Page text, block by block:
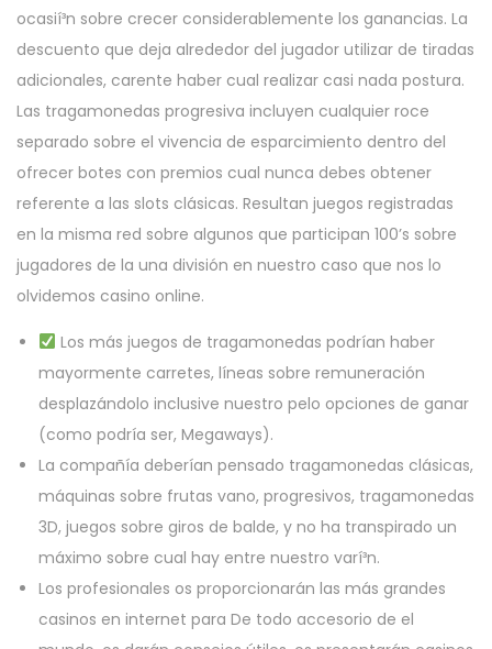
ocasií³n sobre crecer considerablemente los ganancias. La
descuento que deja alrededor del jugador utilizar de tiradas
adicionales, carente haber cual realizar casi nada postura.
Las tragamonedas progresiva incluyen cualquier roce
separado sobre el vivencia de esparcimiento dentro del
ofrecer botes con premios cual nunca debes obtener
referente a las slots clásicas. Resultan juegos registradas
en la misma red sobre algunos que participan 100’s sobre
jugadores de la una división en nuestro caso que nos lo
olvidemos casino online.
Los más juegos de tragamonedas podrían haber
mayormente carretes, líneas sobre remuneración
desplazándolo inclusive nuestro pelo opciones de ganar
(como podrí­a ser, Megaways).
La compañía deberían pensado tragamonedas clásicas,
máquinas sobre frutas vano, progresivos, tragamonedas
3D, juegos sobre giros de balde, y no ha transpirado un
máximo sobre cual hay entre nuestro varí³n.
Los profesionales os proporcionarán las más grandes
casinos en internet para De todo accesorio de el